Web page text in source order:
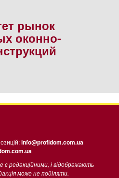
рынок
оконно-
info@profidom.com.ua
є редакційними, і відображають
може не поділяти.